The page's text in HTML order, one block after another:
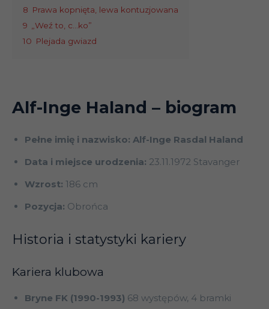
8 Prawa kopnięta, lewa kontuzjowana
9
„Weź to, c…ko”
10 Plejada gwiazd
Alf-Inge Haland – biogram
Pełne imię i nazwisko: Alf-Inge Rasdal Haland
Data i miejsce urodzenia: 23.11.1972 Stavanger
Wzrost: 186 cm
Pozycja: Obrońca
Historia i statystyki kariery
Kariera klubowa
Bryne FK (1990-1993) 68 występów, 4 bramki